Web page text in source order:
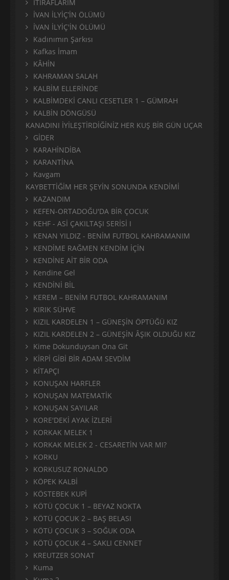
İTİRAFLARIM
İVAN İLYİÇ’İN ÖLÜMÜ
İVAN İLYİÇ'İN ÖLÜMÜ
Kadınımın Şarkısı
Kafkas İmam
KÂHİN
KAHRAMAN SALAH
KALBİM ELLERİNDE
KALBİMDEKİ CANLI CESETLER 1 – GÜMRAH
KALBİN DÖNGÜSÜ
KANADINI İYİLEŞTİRDİĞİNİZ HER KUŞ BİR GÜN UÇAR
GİDER
KARAHİNDİBA
KARANTİNA
Kavgam
KAYBETTİĞİM HER ŞEYİN SONUNDA KENDİMİ
KAZANDIM
KEFEN-ORTADOĞU'DA BİR ÇOCUK
KEHF - ASİ ÇAKILTAŞI SERİSİ I
KENAN YILDIZ - BENİM FUTBOL KAHRAMANIM
KENDİME RAĞMEN KENDİM İÇİN
KENDİNE AİT BİR ODA
Kendine Gel
KENDİNİ BİL
KEREM – BENİM FUTBOL KAHRAMANIM
KIRIK SÜHVE
KIZIL KARDELEN 1 – GÜNEŞİN ÖPTÜĞÜ KIZ
KIZIL KARDELEN 2 – GÜNEŞİN ÂŞIK OLDUĞU KIZ
Kime Dokunduysan Ona Git
KİRPİ GİBİ BİR ADAM SEVDİM
KİTAPÇI
KONUŞAN HARFLER
KONUŞAN MATEMATİK
KONUŞAN SAYILAR
KORE'DEKİ AYAK İZLERİ
KORKAK MELEK 1
KORKAK MELEK 2 - CESARETİN VAR MI?
KORKU
KORKUSUZ RONALDO
KÖPEK KALBİ
KÖSTEBEK KUPİ
KÖTÜ ÇOCUK 1 – BEYAZ NOKTA
KÖTÜ ÇOCUK 2 – BAŞ BELASI
KÖTÜ ÇOCUK 3 – SOĞUK ODA
KÖTÜ ÇOCUK 4 – SAKLI CENNET
KREUTZER SONAT
Kuma